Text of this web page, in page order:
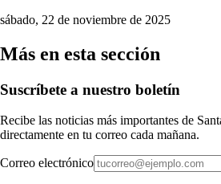
sábado, 22 de noviembre de 2025
Más en esta sección
Suscríbete a nuestro boletín
Recibe las noticias más importantes de
directamente en tu correo cada mañana.
Correo electrónico